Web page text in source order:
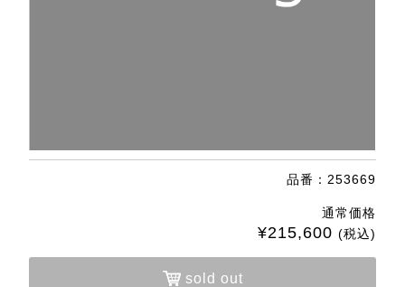
品番：253669
通常価格
¥215,600 (税込)
sold out